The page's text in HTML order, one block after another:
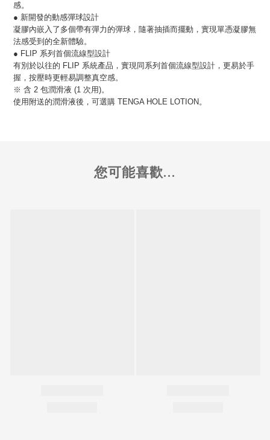
感。
● 新開發的動感彈球設計
凝膠內嵌入了多個帶有彈力的彈球，隨著抽插而擺動，實現單憑凝膠無
法感受到的全新體驗。
● FLIP 系列首個流線型設計
有別於以往的 FLIP 系統產品，實現同系列首個流線型設計，更易於手
握，按壓時更輕易調整真空感。
※ 含 2 包潤滑液 (1 次用)。
使用附送的潤滑液後，可選購 TENGA HOLE LOTION。
您可能喜歡...